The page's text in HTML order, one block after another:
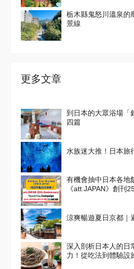
栃木縣鬼怒川溫泉的
景線
更多文章
到日本的大眾浴場「
四篇
水族迷大推！日本旅
有機會抽中日本各地
《att.JAPAN》創刊
涼爽暢遊夏日京都｜
深入剖析日本人的日
力！從吃法到體驗設